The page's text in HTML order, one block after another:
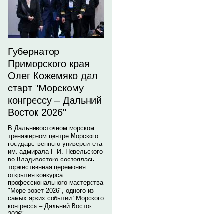
Губернатор
Приморского края
Олег Кожемяко дал
старт "Морскому
конгрессу – Дальний
Восток 2026"
В Дальневосточном морском
тренажерном центре Морского
государственного университета
им. адмирала Г. И. Невельского
во Владивостоке состоялась
торжественная церемония
открытия конкурса
профессионального мастерства
"Море зовет 2026", одного из
самых ярких событий "Морского
конгресса – Дальний Восток